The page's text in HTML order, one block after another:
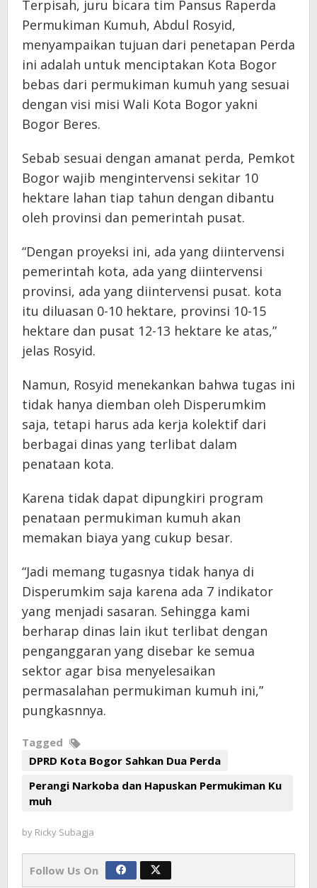
Terpisah, juru bicara tim Pansus Raperda
Permukiman Kumuh, Abdul Rosyid,
menyampaikan tujuan dari penetapan Perda
ini adalah untuk menciptakan Kota Bogor
bebas dari permukiman kumuh yang sesuai
dengan visi misi Wali Kota Bogor yakni
Bogor Beres.
Sebab sesuai dengan amanat perda, Pemkot
Bogor wajib mengintervensi sekitar 10
hektare lahan tiap tahun dengan dibantu
oleh provinsi dan pemerintah pusat.
“Dengan proyeksi ini, ada yang diintervensi
pemerintah kota, ada yang diintervensi
provinsi, ada yang diintervensi pusat. kota
itu diluasan 0-10 hektare, provinsi 10-15
hektare dan pusat 12-13 hektare ke atas,”
jelas Rosyid.
Namun, Rosyid menekankan bahwa tugas ini
tidak hanya diemban oleh Disperumkim
saja, tetapi harus ada kerja kolektif dari
berbagai dinas yang terlibat dalam
penataan kota.
Karena tidak dapat dipungkiri program
penataan permukiman kumuh akan
memakan biaya yang cukup besar.
“Jadi memang tugasnya tidak hanya di
Disperumkim saja karena ada 7 indikator
yang menjadi sasaran. Sehingga kami
berharap dinas lain ikut terlibat dengan
penganggaran yang disebar ke semua
sektor agar bisa menyelesaikan
permasalahan permukiman kumuh ini,”
pungkasnnya.
Tagged
DPRD Kota Bogor Sahkan Dua Perda
Perangi Narkoba dan Hapuskan Permukiman Ku
muh
by Ricky Subagja
Follow Us On